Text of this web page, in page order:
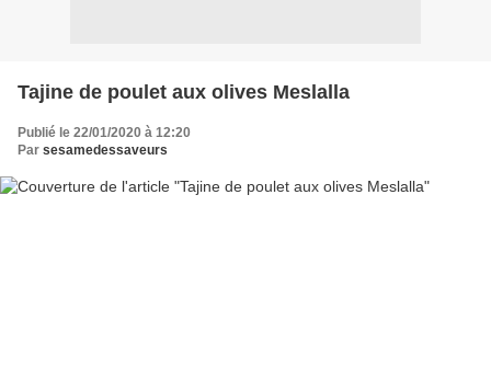
Tajine de poulet aux olives Meslalla
Publié le 22/01/2020 à 12:20
Par sesamedessaveurs